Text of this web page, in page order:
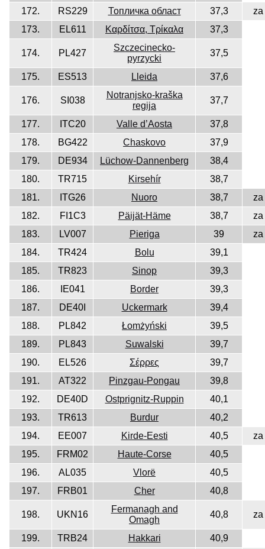
172.
RS229 Топличка област 37,3
za
173.
EL611 Καρδίτσα, Τρίκαλα 37,3
174. PL427
Szczecinecko-
pyrzycki
37,5
175. ES513 Lleida 37,6
176. SI038
Notranjsko-kraška
regija
37,7
177. ITC20 Valle d’Aosta
37,8
178.
BG422 Chaskovo
37,9
179.
DE934 Lüchow-Dannenberg
38,4
180.
TR715 Kirsehír
38,7
181.
ITG26 Nuoro 38,7
za
182.
FI1C3 Päijät-Häme 38,7
za
183.
LV007 Pieriga 39
za
184.
TR424 Bolu
39,1
185.
TR823 Sinop
39,3
186.
IE041 Border
39,3
187.
DE40I Uckermark
39,4
188.
PL842 Łomżyński
39,5
189.
PL843 Suwalski
39,7
190.
EL526 Σέρρες
39,7
191.
AT322 Pinzgau-Pongau
39,8
192.
DE40D Ostprignitz-Ruppin
40,1
193.
TR613 Burdur
40,2
194.
EE007 Kirde-Eesti 40,5
za
195.
FRM02 Haute-Corse
40,5
196.
AL035 Vlorë
40,5
197.
FRB01 Cher 40,8
198. UKN16
Fermanagh and
Omagh
40,8 za
199. TRB24 Hakkari 40,9